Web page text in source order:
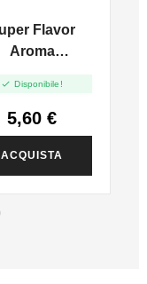
Flavor
Aroma
10ml
 Disponibile!
5,60 €
ACQUISTA